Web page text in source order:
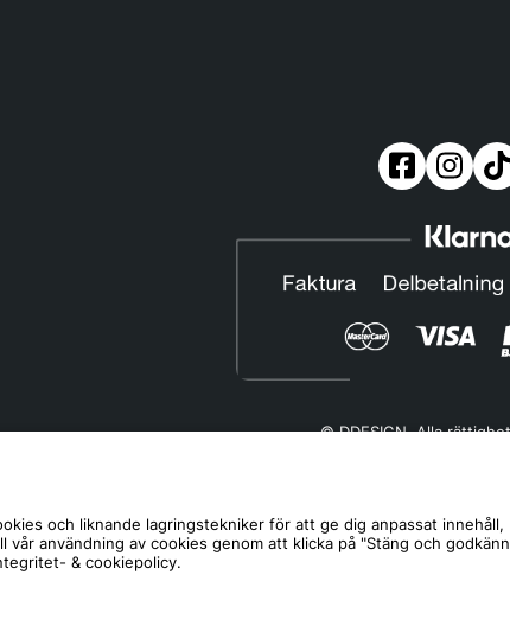
© DDESIGN. Alla
Helgfria vardagar
och liknande lagringstekniker för att ge dig anpassat
vår användning av cookies genom att klicka på "Stäng och
& cookiepolicy.